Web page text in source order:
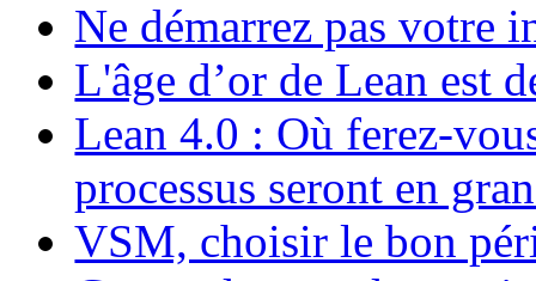
Ne démarrez pas votre
L'âge d’or de Lean est
Lean 4.0 : Où ferez-
processus seront en
VSM, choisir le bon